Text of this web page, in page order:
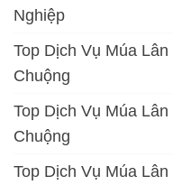
Nghiệp
Top Dịch Vụ Múa
Chuộng
Top Dịch Vụ Múa
Chuộng
Top Dịch Vụ Múa